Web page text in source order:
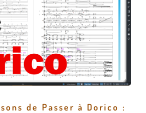
de Passer à Dorico :